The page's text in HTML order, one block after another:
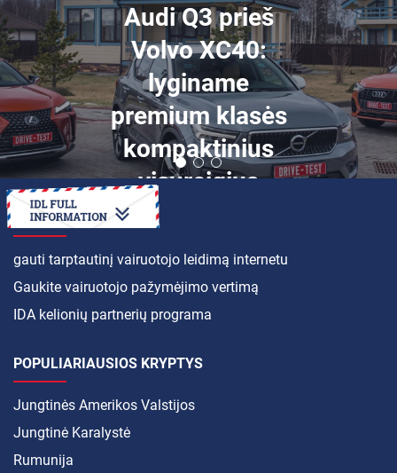
Audi Q3 prieš
Volvo XC40:
lyginame
premium klasės
kompaktinius
visureigius
KAIP
gauti tarptautinį vairuotojo leidimą internetu
Gaukite vairuotojo pažymėjimo vertimą
IDA kelionių partnerių programa
POPULIARIAUSIOS KRYPTYS
Jungtinės Amerikos Valstijos
Jungtinė Karalystė
Rumunija